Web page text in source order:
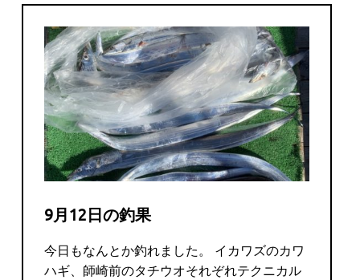
9月12日の釣果
今日もなんとか釣れました。 イカワズのカワ
ハギ、師崎前のタチウオそれぞれテクニカル